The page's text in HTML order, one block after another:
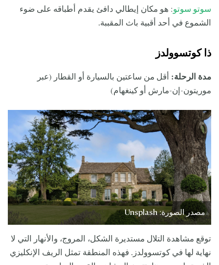
سوتو سوتو: هو مكان إيطالي دافئ يقدم أطباقه على ضوء
الشموع في أحد أقبية باث المقببة.
ذا كوتسوولدز
مدة الرحلة: أقل من ساعتين بالسيارة أو القطار (عبر
موريتون-إن-مارش أو كينغهام)
مصدر الصورة: Unsplash
توقع مشاهدة التلال مستديرة الشكل، المروج، والأنهار التي لا
نهاية لها في كوتسوولدز. فهذه المنطقة تمثل الريف الإنكليزي